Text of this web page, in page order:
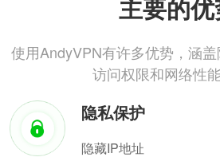
主要的
使用AndyVPN有许多优势，涵盖
访问权限和网络性
隐私保护
隐藏IP地址